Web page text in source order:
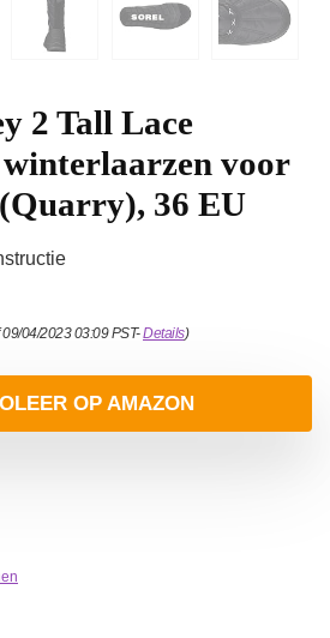
2 Tall Lace
voor
36 EU
09/04/2023 03:09 PST-Details)
OP AMAZON